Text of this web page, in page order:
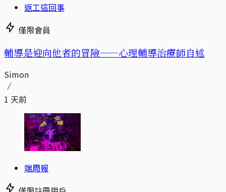
返工這回事
僅限會員
輔導是迎向他者的冒險——心理輔導治療師自述
Simon
1 天前
端周報